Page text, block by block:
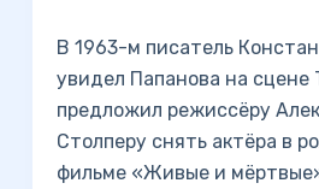
В 1963-м писатель
увидел Папанова на сцене
предложил режиссёру
Столперу снять актёра в
фильме «Живые и